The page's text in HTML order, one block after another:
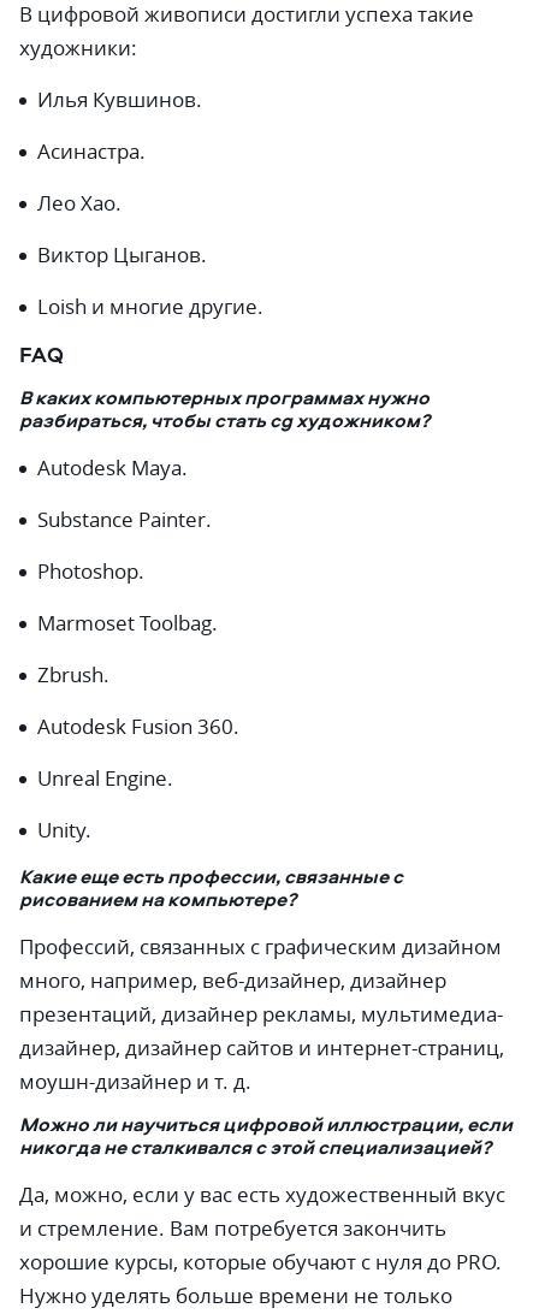
В цифровой живописи достигли успеха такие
художники:
Илья Кувшинов.
Асинастра.
Лео Хао.
Виктор Цыганов.
Loish и многие другие.
FAQ
В каких компьютерных программах нужно
разбираться, чтобы стать cg художником?
Autodesk Maya.
Substance Painter.
Photoshop.
Marmoset Toolbag.
Zbrush.
Autodesk Fusion 360.
Unreal Engine.
Unity.
Какие еще есть профессии, связанные с
рисованием на компьютере?
Профессий, связанных с графическим дизайном
много, например, веб-дизайнер, дизайнер
презентаций, дизайнер рекламы, мультимедиа-
дизайнер, дизайнер сайтов и интернет-страниц,
моушн-дизайнер и т. д.
Можно ли научиться цифровой иллюстрации, если
никогда не сталкивался с этой специализацией?
Да, можно, если у вас есть художественный вкус
и стремление. Вам потребуется закончить
хорошие курсы, которые обучают с нуля до PRO.
Нужно уделять больше времени не только